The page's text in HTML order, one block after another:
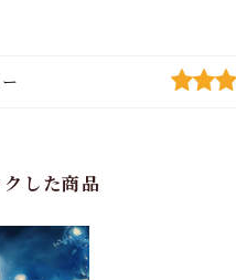
した商品